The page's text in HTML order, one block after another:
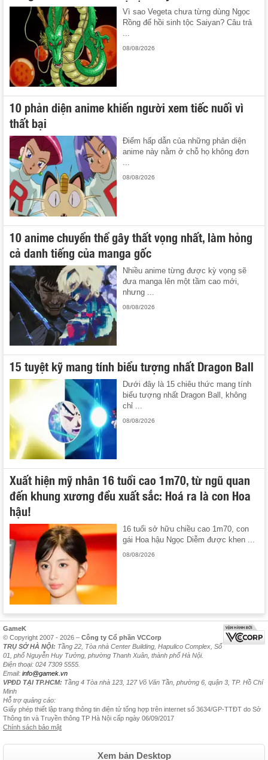
Vì sao Vegeta chưa từng dùng Ngọc
Rồng để hồi sinh tộc Saiyan? Câu trả
08/08/2026
10 phản diện anime khiến người xem tiếc nuối vì
thất bại
Điểm hấp dẫn của những phản diện
anime này nằm ở chỗ họ không đơn
...
08/08/2026
10 anime chuyển thể gây thất vọng nhất, làm hỏng
cả danh tiếng của manga gốc
Nhiều anime từng được kỳ vọng sẽ
đưa manga lên một tầm cao mới,
nhưng ...
08/08/2026
15 tuyệt kỹ mang tính biểu tượng nhất Dragon Ball
Dưới đây là 15 chiêu thức mang tính
biểu tượng nhất Dragon Ball, không
chỉ ...
08/08/2026
Xuất hiện mỹ nhân 16 tuổi cao 1m70, từ ngũ quan
đến khung xương đều xuất sắc: Hoá ra là con Hoa
hậu!
16 tuổi sở hữu chiều cao 1m70, con
gái Hoa hậu Ngọc Diễm được khen ...
08/08/2026
GameK
© Copyright 2007 - 2026 – Công ty Cổ phần VCCorp
TRỤ SỞ HÀ NỘI: Tầng 22, Tòa nhà Center Building, Hapulico Complex, Số
01, phố Nguyễn Huy Tưởng, phường Thanh Xuân, thành phố Hà Nội.
Điện thoại: 024 7309 5555.
Email: info@gamek.vn
VPĐD TẠI TP.HCM: Tầng 4 Tòa nhà 123, 127 Võ Văn Tần, phường 6, quận 3, TP. Hồ Chí
Minh
Hỗ trợ quảng cáo:
Giấy phép thiết lập trang thông tin điện tử tổng hợp trên internet số 3634/GP-TTĐT do Sở
Thông tin và Truyền thông TP Hà Nội cấp ngày 06/09/2017
Chính sách bảo mật
Xem bản Desktop